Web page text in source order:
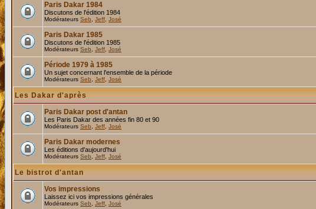
Paris Dakar 1984
Discutons de l'édition 1984
Modérateurs Seb Jeff José
Paris Dakar 1985
Discutons de l'édition 1985
Modérateurs Seb Jeff José
Période 1979 à 1985
Un sujet concernant l'ensemble de la période
Modérateurs Seb Jeff José
Les Dakar d'après
Paris Dakar post d'antan
Les Paris Dakar des années fin 80 et 90
Modérateurs Seb Jeff José
Paris Dakar modernes
Les éditions d'aujourd'hui
Modérateurs Seb Jeff José
Le bistrot d'antan
Vos impressions
Laissez ici vos impressions générales
Modérateurs Seb Jeff José